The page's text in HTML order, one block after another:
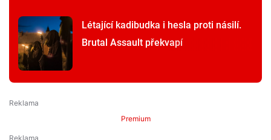
Létající kadibudka i hesla proti násilí.
Brutal Assault překvapí
Premium